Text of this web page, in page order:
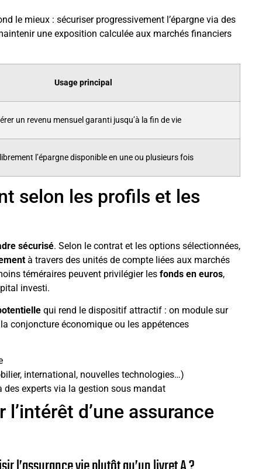
le mieux : sécuriser progressivement l’épargne via des
une exposition calculée aux marchés financiers
Usage principal
un revenu mensuel garanti jusqu’à la fin de vie
l’épargne disponible en une ou plusieurs fois
selon les profils et les
sécurisé. Selon le contrat et les options sélectionnées,
à travers des unités de compte liées aux marchés
téméraires peuvent privilégier les fonds en euros,
investi.
qui rend le dispositif attractif : on module sur
conjoncture économique ou les appétences
international, nouvelles technologies…)
des experts via la gestion sous mandat
d’une assurance